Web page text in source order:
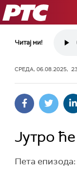
РТС
Читај ми!
СРЕДА, 06.08.2025,
Јутро
Пета